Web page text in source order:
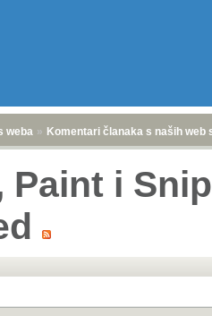
weba » Komentari članaka s naših web
Paint i